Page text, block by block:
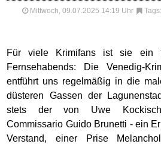
Mittwoch, 09.07.2025 14:19 Uhr Tags:
Für viele Krimifans ist sie ein
Fernsehabends: Die Venedig-
entführt uns regelmäßig in die
düsteren Gassen der
stets der von Uwe Kockisch
Commissario Guido Brunetti - ein
Verstand, einer Prise